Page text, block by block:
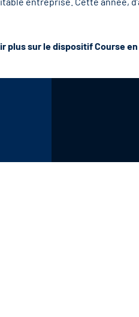
plus sur ledispositif Course